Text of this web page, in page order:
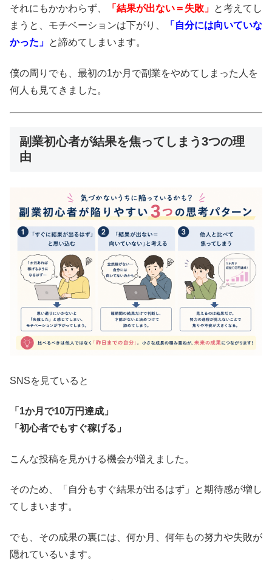
それにもかかわらず、 「結果が出ない＝失敗」 と考えてし
まうと、モチベーションは下がり、
「自分には向いていな
かった」 と諦めてしまいます。
僕の周りでも、最初の1か月で副業をやめてしまった人を
何人も見てきました。
副業初心者が結果を焦ってしまう3つの理
由
SNSを見ていると
「1か月で10万円達成」
「初心者でもすぐ稼げる」
こんな投稿を見かける機会が増えました。
そのため、「自分もすぐ結果が出るはず」と期待感が増し
てしまいます。
でも、その成果の裏には、何か月、何年もの努力や失敗が
隠れているいます。